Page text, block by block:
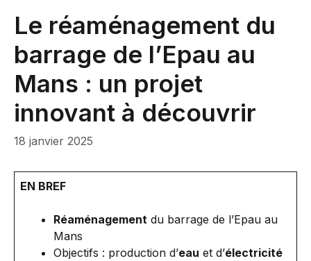
Le réaménagement du
barrage de l’Epau au
Mans : un projet
innovant à découvrir
18 janvier 2025
EN BREF
Réaménagement du barrage de l’Epau au
Mans
Objectifs : production d’eau et d’électricité